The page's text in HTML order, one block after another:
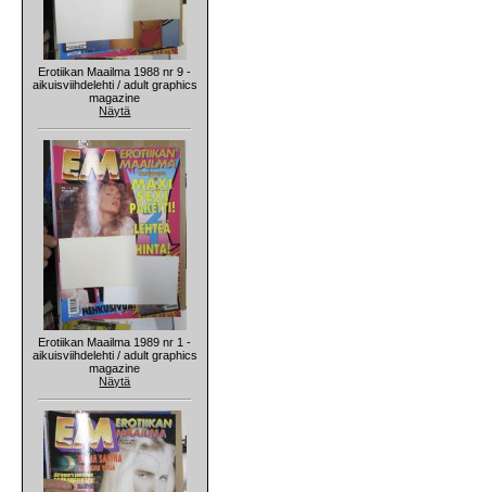
Erotiikan Maailma 1988 nr 9 -
aikuisviihdelehti / adult graphics
magazine
Näytä
Erotiikan Maailma 1989 nr 1 -
aikuisviihdelehti / adult graphics
magazine
Näytä